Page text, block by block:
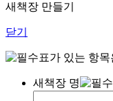
새책장 만들기
닫기
표가 있는 항
새책장 명